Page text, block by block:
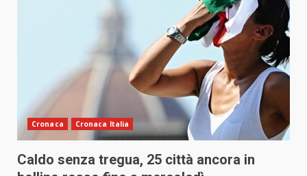
Cronaca Cronaca Italia
Caldo senza tregua, 25 città ancora in